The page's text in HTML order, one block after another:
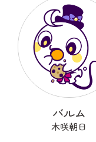
バルム
木咲朝日